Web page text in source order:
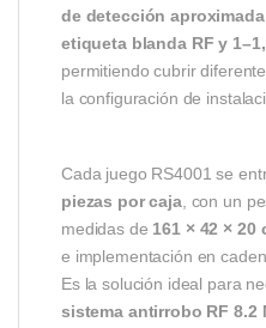
de detección aproximada
etiqueta blanda RF y
permitiendo cubrir
la configuración de
Cada juego RS4001 se
piezas por caja, con un
medidas de 161 × 42 × 20
e implementación en
Es la solución ideal para
sistema antirrobo RF 8.2